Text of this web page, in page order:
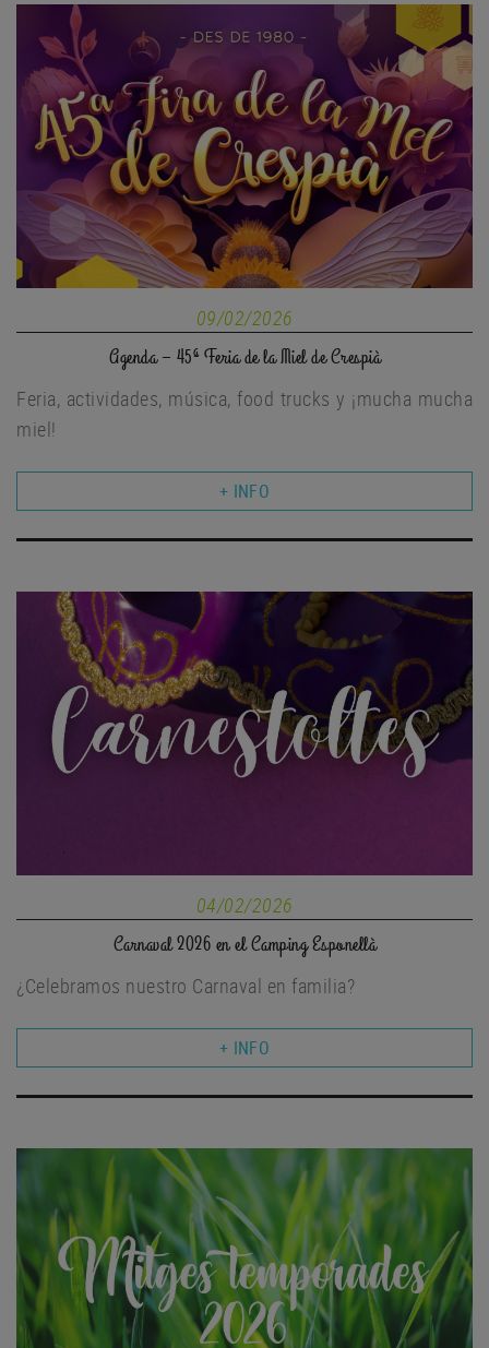
09/02/2026
Agenda – 45ª Feria de la Miel de Crespià
Feria, actividades, música, food trucks y ¡mucha mucha
miel!
+ INFO
04/02/2026
Carnaval 2026 en el Camping Esponellà
¿Celebramos nuestro Carnaval en familia?
+ INFO